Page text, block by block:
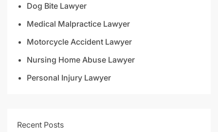
Dog Bite Lawyer
Medical Malpractice Lawyer
Motorcycle Accident Lawyer
Nursing Home Abuse Lawyer
Personal Injury Lawyer
Recent Posts